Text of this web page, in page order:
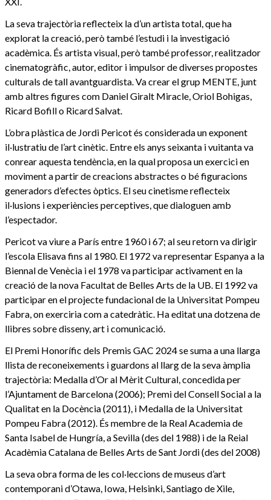
La seva trajectòria reflecteix la d’un artista total, que ha
explorat la creació, però també l’estudi i la investigació
acadèmica. És artista visual, però també professor, realitzador
cinematogràfic, autor, editor i impulsor de diverses propostes
culturals de tall avantguardista. Va crear el grup MENTE, junt
amb altres figures com Daniel Giralt Miracle, Oriol Bohigas,
Ricard Bofill o Ricard Salvat.
L’obra plàstica de Jordi Pericot és considerada un exponent
il·lustratiu de l’art cinètic. Entre els anys seixanta i vuitanta va
conrear aquesta tendència, en la qual proposa un exercici en
moviment a partir de creacions abstractes o bé figuracions
generadors d’efectes òptics. El seu cinetisme reflecteix
il·lusions i experiències perceptives, que dialoguen amb
l’espectador.
Pericot va viure a París entre 1960 i 67; al seu retorn va dirigir
l’escola Elisava fins al 1980. El 1972 va representar Espanya a la
Biennal de Venècia i el 1978 va participar activament en la
creació de la nova Facultat de Belles Arts de la UB. El 1992 va
participar en el projecte fundacional de la Universitat Pompeu
Fabra, on exerciria com a catedràtic. Ha editat una dotzena de
llibres sobre disseny, art i comunicació.
El Premi Honorífic dels Premis GAC 2024 se suma a una llarga
llista de reconeixements i guardons al llarg de la seva àmplia
trajectòria: Medalla d’Or al Mèrit Cultural, concedida per
l’Ajuntament de Barcelona (2006); Premi del Consell Social a la
Qualitat en la Docència (2011), i Medalla de la Universitat
Pompeu Fabra (2012). És membre de la Real Academia de
Santa Isabel de Hungría, a Sevilla (des del 1988) i de la Reial
Acadèmia Catalana de Belles Arts de Sant Jordi (des del 2008)
La seva obra forma de les col·leccions de museus d’art
contemporani d’Otawa, Iowa, Helsinki, Santiago de Xile,